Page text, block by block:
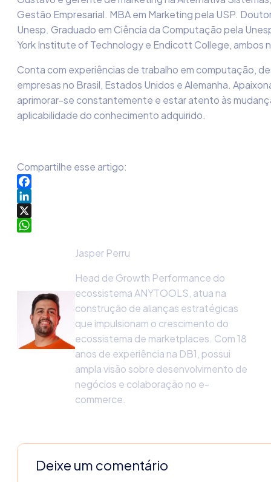
Gestão Empresarial. MBA em Marketing pela USP.
Unesp. Graduado em Ciência da Computação pela
York Institute of Technology e Endicott College, ambos
Conta com experiências de trabalho em computação,
empresas no Brasil, Estados Unidos e Alemanha.
aprimorar-se constantemente e estar atento às
aplicabilidade do conhecimento adquirido.
Compartilhe esse artigo:
Facebook
LinkedIn
X
Jasper Perru
Head de Growth Performance do
ecossistema ANYTOOLS, atua na
construção de alianças estratégicas
que impulsionam o crescimento do
ecossistema de marketplaces. Com 18
anos de experiência na DB1, possui
ampla visão sobre desenvolvimento de
negócios e colaboração no e-
commerce.
Deixe um comentário